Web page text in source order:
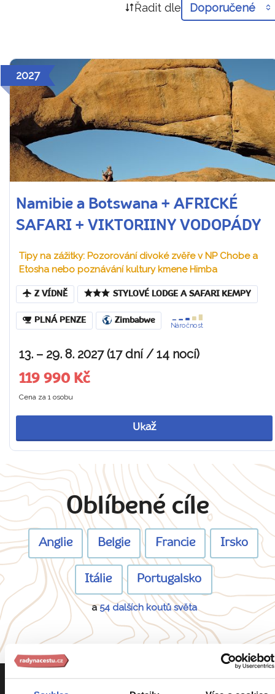
Řadit dle Doporučené
2027
Namibie a Botswana + AFRICKÉ
SAFARI + VIKTORIINY VODOPÁDY
Tipy na zážitky: Pozorování divoké zvěře v NP Chobe a
Etosha nebo poznávání kultury kmene Himba
Z VÍDNĚ STYLOVÉ LODGE A SAFARI KEMPY
PLNÁ PENZE Zimbabwe
Náročnost
13. – 29. 8. 2027 (17 dní / 14 nocí)
119 990 Kč
Cena za 1 osobu
Ukaž
Oblíbené cíle
Anglie Belgie Francie Irsko
Itálie Portugalsko
a54 dalších koutů světa